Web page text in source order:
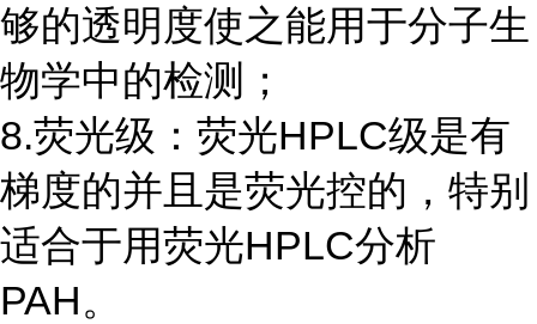
够的透明度使之能用于分子生
物学中的检测；
8.荧光级：荧光HPLC级是有
梯度的并且是荧光控的，特别
适合于用荧光HPLC分析
PAH。